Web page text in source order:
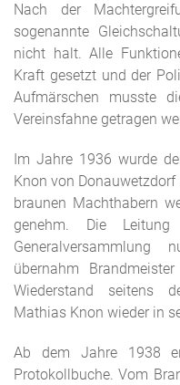
Nach der
sogenannte
nicht halt. Alle
Kraft gesetzt und der
Aufmärschen musste
Vereinsfahne getragen
Im Jahre 1936 wurde
Knon von
braunen Machthabern
genehm. Die
übernahm
Wiederstand seitens
Mathias Knon wieder in
Ab dem Jahre 1938
Protokollbuche. Vom